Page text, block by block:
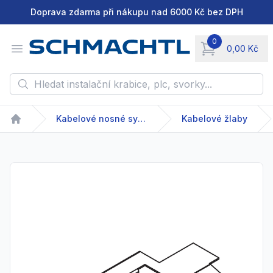
Doprava zdarma při nákupu nad 6000 Kč bez DPH
Open menu
0
0,00 Kč
items in cart,
Hledat instalační krabice, plc, svorky...
Home
Kabelové nosné systémy Kabelové žlaby